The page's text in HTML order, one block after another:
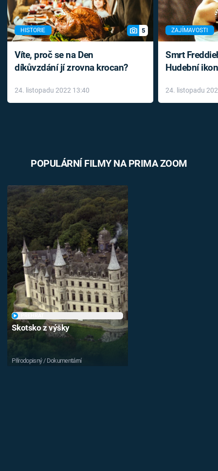
HISTORIE 5
Víte, proč se na Den
díkůvzdání jí zrovna krocan?
24. listopadu 2022 13:40
ZAJÍMAVOSTI
Smrt
Hudební
léky
24. listopadu
POPULÁRNÍ FILMY NA PRIMA ZOOM
Skotsko z výšky
Přírodopisný / Dokumentární